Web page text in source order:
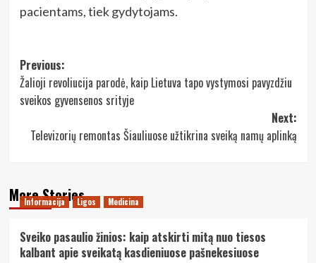
pacientams, tiek gydytojams.
Post
navigation
Previous:
Žalioji revoliucija parodė, kaip Lietuva tapo vystymosi pavyzdžiu
sveikos gyvensenos srityje
Next:
Televizorių remontas Šiauliuose užtikrina sveiką namų aplinką
More Stories
Informacija Ligos Medicina
Sveiko pasaulio žinios: kaip atskirti mitą nuo tiesos
kalbant apie sveikatą kasdieniuose pašnekesiuose